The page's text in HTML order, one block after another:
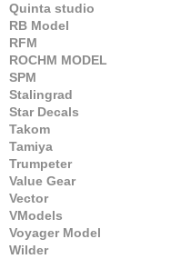
Quinta studio
RB Model
RFM
ROCHM MODEL
SPM
Stalingrad
Star Decals
Takom
Tamiya
Trumpeter
Value Gear
Vector
VModels
Voyager Model
Wilder